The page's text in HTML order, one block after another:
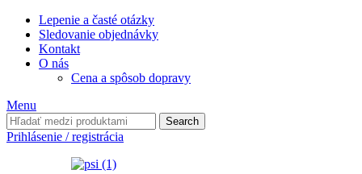
Lepenie a časté otázky
Sledovanie objednávky
Kontakt
O nás
Cena a spôsob dopravy
Menu
Search
Prihlásenie / registrácia